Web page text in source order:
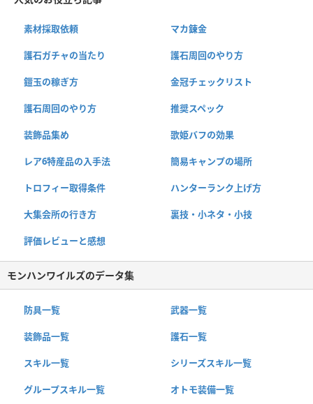
素材採取依頼 マカ錬金
護石ガチャの当たり 護石周回のやり方
鎧玉の稼ぎ方 金冠チェックリスト
護石周回のやり方 推奨スペック
装飾品集め 歌姫バフの効果
レア6特産品の入手法 簡易キャンプの場所
トロフィー取得条件 ハンターランク上げ方
大集会所の行き方 裏技・小ネタ・小技
評価レビューと感想
モンハンワイルズのデータ集
防具一覧 武器一覧
装飾品一覧 護石一覧
スキル一覧 シリーズスキル一覧
グループスキル一覧 オトモ装備一覧